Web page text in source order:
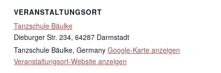
VERANSTALTUNGSORT
Tanzschule Bäulke
Dieburger Str. 234, 64287 Darmstadt
Tanzschule Bäulke, Germany Google-Karte anzeigen
Veranstaltungsort-Website anzeigen